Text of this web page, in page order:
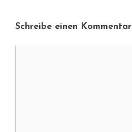
Schreibe einen Kommentar